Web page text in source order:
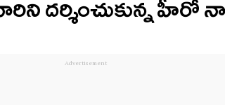
దర్శించుకున్న హీరో